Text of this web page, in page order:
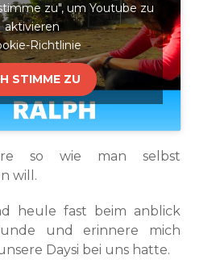
zu", um Youtube zu
aktivieren
Richtlinie
STIMME ZU
so wie man selbst
will.
heule fast beim anblick
und erinnere mich
Daysi bei uns hatte.